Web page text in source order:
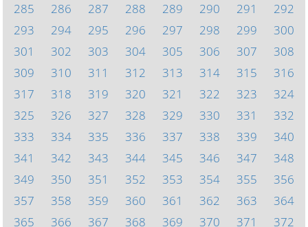
285
286 287 288 289 290 291
292
293
294 295 296 297 298 299
300
301
302 303 304 305 306 307
308
309
310 311 312 313 314 315
316
317
318 319 320 321 322 323
324
325
326 327 328 329 330 331
332
333
334 335 336 337 338 339
340
341
342 343 344 345 346 347
348
349
350 351 352 353 354 355
356
357
358 359 360 361 362 363
364
365
366 367 368 369 370 371 372